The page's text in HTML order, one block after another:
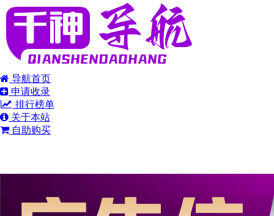
导航首页
申请收录
排行榜单
关于本站
自助购买